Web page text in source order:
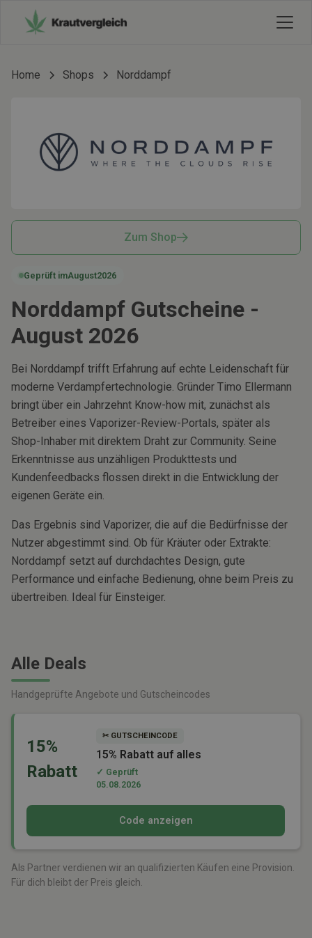
Home Shops Norddampf
Zum Shop
Geprüft imAugust2026
Norddampf Gutscheine -
August 2026
Bei Norddampf trifft Erfahrung auf echte Leidenschaft für
moderne Verdampfertechnologie. Gründer Timo Ellermann
bringt über ein Jahrzehnt Know-how mit, zunächst als
Betreiber eines Vaporizer-Review-Portals, später als
Shop-Inhaber mit direktem Draht zur Community. Seine
Erkenntnisse aus unzähligen Produkttests und
Kundenfeedbacks flossen direkt in die Entwicklung der
eigenen Geräte ein.
Das Ergebnis sind Vaporizer, die auf die Bedürfnisse der
Nutzer abgestimmt sind. Ob für Kräuter oder Extrakte:
Norddampf setzt auf durchdachtes Design, gute
Performance und einfache Bedienung, ohne beim Preis zu
übertreiben. Ideal für Einsteiger.
Alle Deals
Handgeprüfte Angebote und Gutscheincodes
15%
Rabatt
✂ GUTSCHEINCODE
15% Rabatt auf alles
✓ Geprüft
05.08.2026
Code anzeigen
Als Partner verdienen wir an qualifizierten Käufen eine Provision.
Für dich bleibt der Preis gleich.